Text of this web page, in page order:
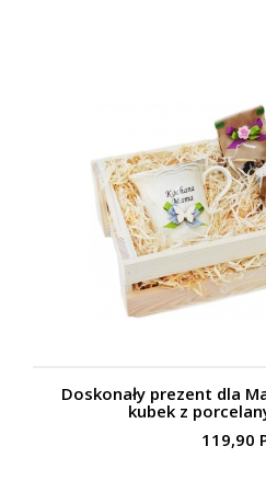
Doskonały prezent dla
kubek z
119,90